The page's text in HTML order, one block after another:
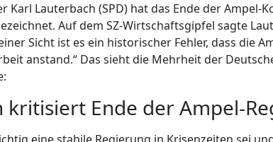
Karl Lauterbach (SPD) hat das Ende der Ampel-
Auf dem SZ-Wirtschaftsgipfel sagte
Sicht ist es ein historischer Fehler, dass die
anstand.“ Das sieht die Mehrheit der
kritisiert Ende der Ampel-